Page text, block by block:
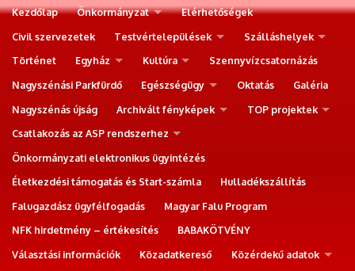
Kezdőlap Önkormányzat
Elérhetőségek
Civil szervezetek
Testvértelepülések
Szálláshelyek
Történet
Egyház Kultúra
Szennyvízcsatornázás
Nagyszénási Parkfürdő
Egészségügy Oktatás
Galéria
Nagyszénás újság
Archivált fényképek
TOP projektek
Csatlakozás az ASP rendszerhez
Önkormányzati elektronikus ügyintézés
Életkezdési támogatás és Start-számla
Hulladékszállítás
Falugazdász ügyfélfogadás
Magyar Falu Program
NFK hirdetmény – értékesítés
BABAKÖTVÉNY
Választási információk
Közadatkereső
Közérdekű adatok